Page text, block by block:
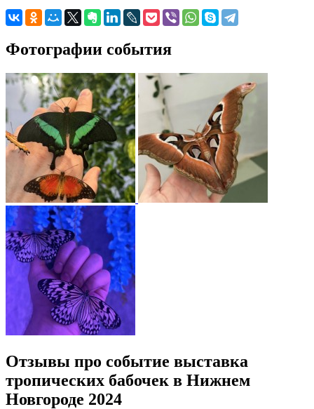
Фотографии события
Отзывы про событие выставка
тропических бабочек в Нижнем
Новгороде 2024